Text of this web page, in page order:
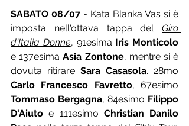
SABATO 08/07 - Kata Blanka Vas si è
imposta nell'ottava tappa del Giro
d'Italia Donne, 91esima Iris Monticolo
e 137esima Asia Zontone, mentre si è
dovuta ritirare Sara Casasola
Carlo Francesco Favretto
Tommaso Bergagna, 84esimo Filippo
D'Aiuto e 111esimo Christian Danilo